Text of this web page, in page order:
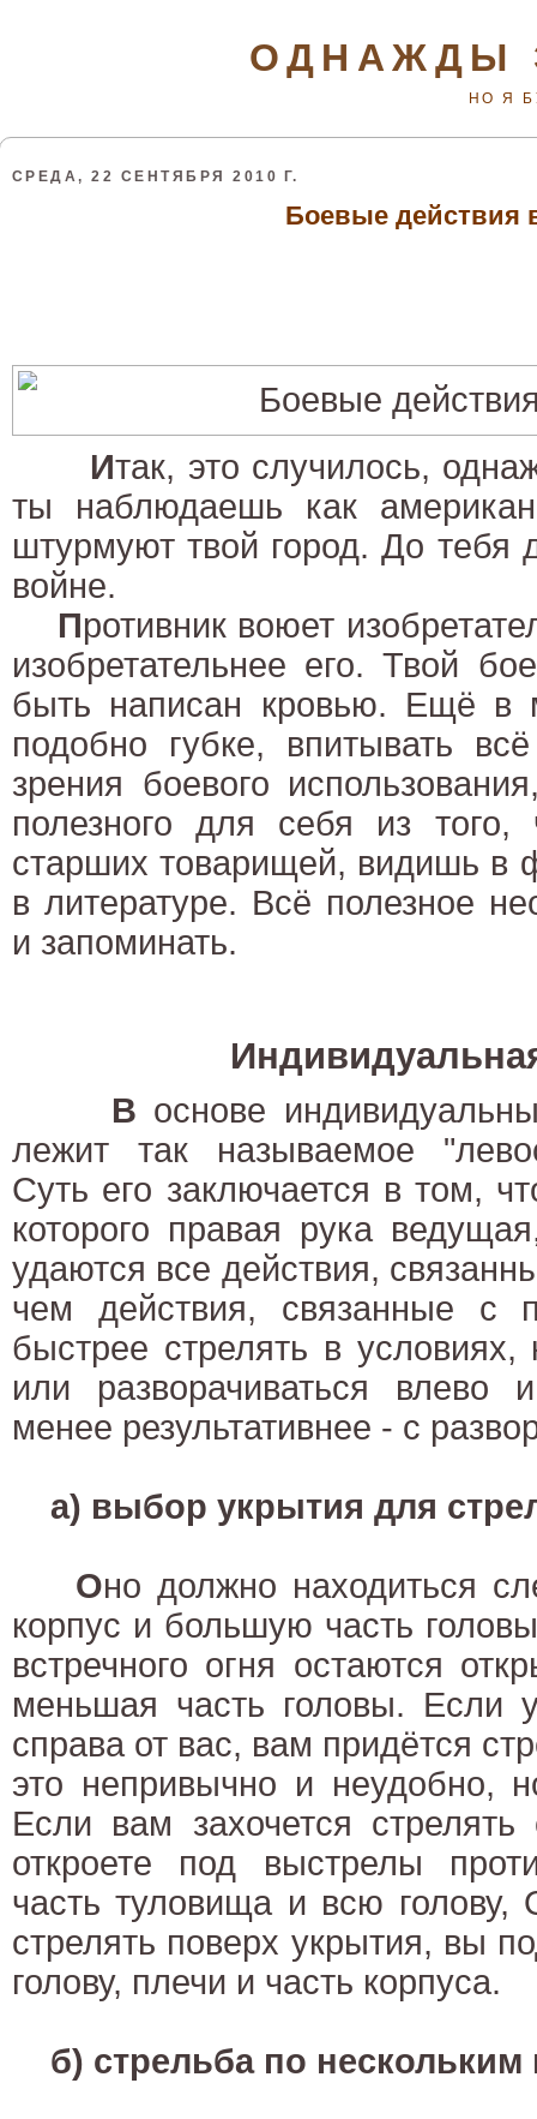
ОДНАЖДЫ
НО Я
СРЕДА, 22 СЕНТЯБРЯ 2010 Г.
Боевые действия
Итак, это случилось,
ты наблюдаешь как
штурмуют твой город. До тебя
войне.
Противник воюет
изобретательнее его. Твой
быть написан кровью. Ещё в
подобно губке, впитывать
зрения боевого
полезного для себя из
старших товарищей, видишь в
в литературе. Всё полезное
и запоминать.
В основе
лежит так называемое
Суть его заключается в том,
которого правая рука
удаются все действия,
чем действия, связанные с
быстрее стрелять в условиях,
или разворачиваться влево
менее результативнее - с
а) выбор укрытия для
Оно должно находиться
корпус и большую часть
встречного огня остаются
меньшая часть головы. Если
справа от вас, вам придётся
это непривычно и неудобно,
Если вам захочется
откроете под выстрелы
часть туловища и всю голову,
стрелять поверх укрытия, вы
голову, плечи и часть корпуса.
б) стрельба по нескольким